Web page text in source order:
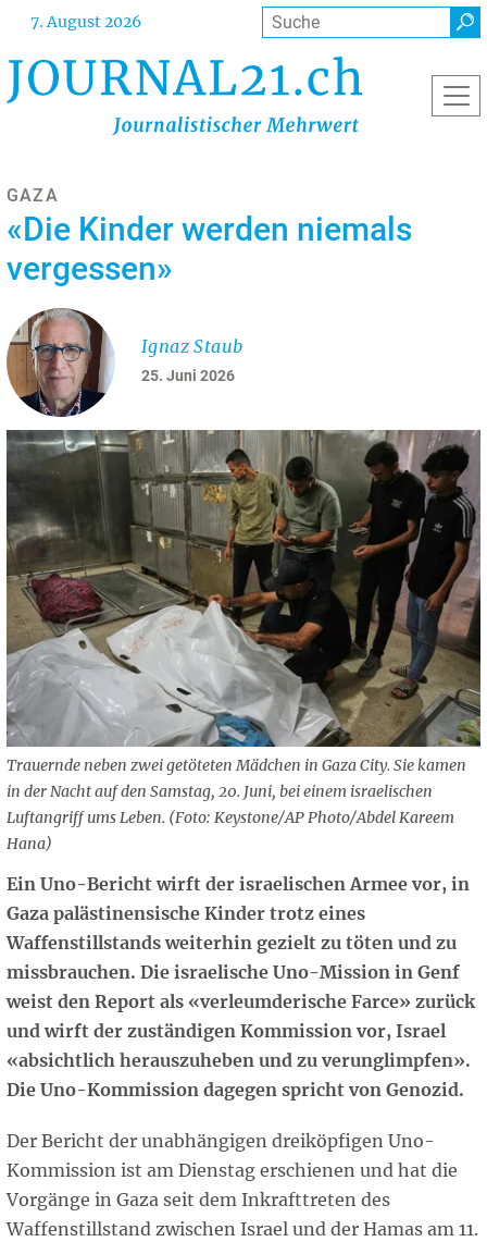
Direkt
Inhalt
7. August 2026 Suche
GAZA
«Die Kinder werden niemals
vergessen»
25. Juni 2026
Ignaz Staub
Trauernde neben zwei getöteten Mädchen in Gaza City. Sie kamen
in der Nacht auf den Samstag, 20. Juni, bei einem israelischen
Luftangriff ums Leben. (Foto: Keystone/AP Photo/Abdel Kareem
Hana)
Ein Uno-Bericht wirft der israelischen Armee vor, in
Gaza palästinensische Kinder trotz eines
Waffenstillstands weiterhin gezielt zu töten und zu
missbrauchen. Die israelische Uno-Mission in Genf
weist den Report als «verleumderische Farce» zurück
und wirft der zuständigen Kommission vor, Israel
«absichtlich herauszuheben und zu verunglimpfen».
Die Uno-Kommission dagegen spricht von Genozid.
Der Bericht der unabhängigen dreiköpfigen Uno-
Kommission ist am Dienstag erschienen und hat die
Vorgänge in Gaza seit dem Inkrafttreten des
Waffenstillstand zwischen Israel und der Hamas am 11.